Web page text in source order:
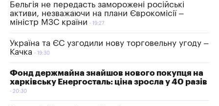
Бельгія не передасть заморожені російські
активи, незважаючи на плани Єврокомісії –
міністр МЗС країни
19:27
Україна та ЄС узгодили нову торговельну угоду –
Качка
19:30
Фонд держмайна знайшов нового покупця на
харківську Енергосталь: ціна зросла у 40 разів
20:30